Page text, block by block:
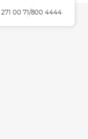
271 00 71/800 4444